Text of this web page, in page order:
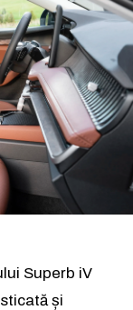
Superb iV
și